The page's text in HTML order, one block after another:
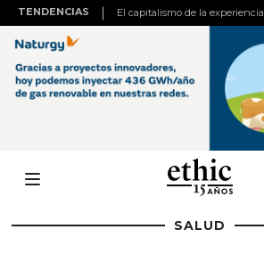
TENDENCIAS El capitalismo de la experiencia
SALUD